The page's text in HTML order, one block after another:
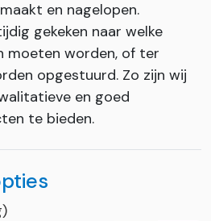
en nagelopen.
gekeken naar welke
moeten worden, of ter
opgestuurd. Zo zijn wij
en goed
te bieden.